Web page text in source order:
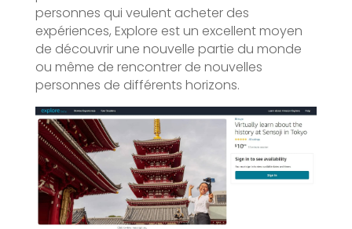
personnes qui veulent acheter des
expériences, Explore est un excellent moyen
de découvrir une nouvelle partie du monde
ou même de rencontrer de nouvelles
personnes de différents horizons.